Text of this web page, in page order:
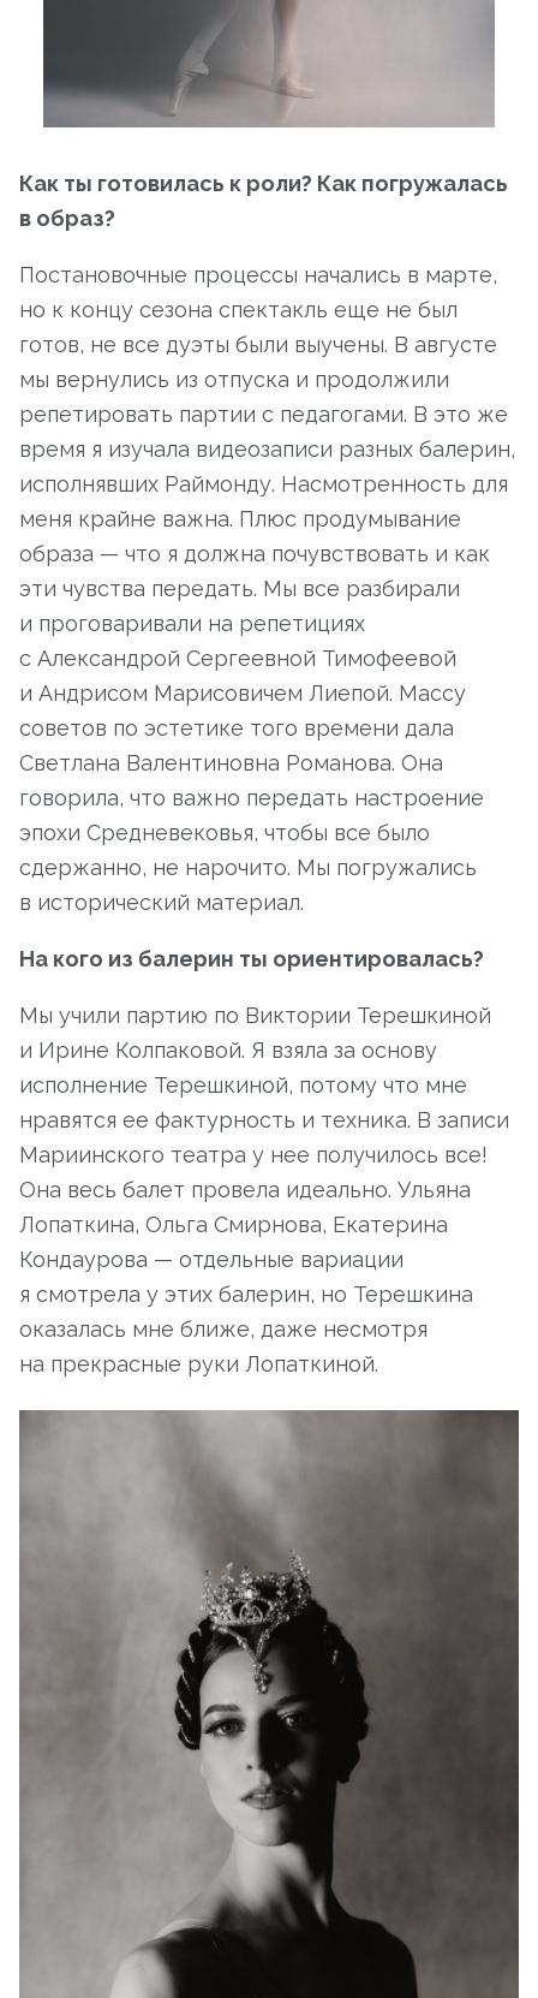
Как ты готовилась к роли? Как погружалась
в образ?
Постановочные процессы начались в марте,
но к концу сезона спектакль еще не был
готов, не все дуэты были выучены. В августе
мы вернулись из отпуска и продолжили
репетировать партии с педагогами. В это же
время я изучала видеозаписи разных балерин,
исполнявших Раймонду. Насмотренность для
меня крайне важна. Плюс продумывание
образа — что я должна почувствовать и как
эти чувства передать. Мы все разбирали
и проговаривали на репетициях
с Александрой Сергеевной Тимофеевой
и Андрисом Марисовичем Лиепой. Массу
советов по эстетике того времени дала
Светлана Валентиновна Романова. Она
говорила, что важно передать настроение
эпохи Средневековья, чтобы все было
сдержанно, не нарочито. Мы погружались
в исторический материал.
На кого из балерин ты ориентировалась?
Мы учили партию по Виктории Терешкиной
и Ирине Колпаковой. Я взяла за основу
исполнение Терешкиной, потому что мне
нравятся ее фактурность и техника. В записи
Мариинского театра у нее получилось все!
Она весь балет провела идеально. Ульяна
Лопаткина, Ольга Смирнова, Екатерина
Кондаурова — отдельные вариации
я смотрела у этих балерин, но Терешкина
оказалась мне ближе, даже несмотря
на прекрасные руки Лопаткиной.